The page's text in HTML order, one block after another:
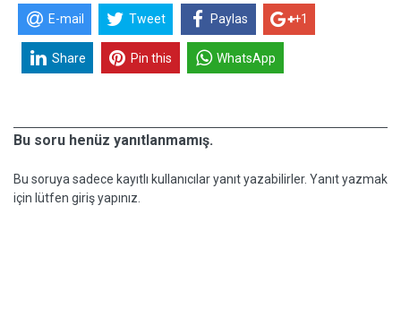
E-mail Tweet Paylas +1
Share Pin this WhatsApp
Bu soru henüz yanıtlanmamış.
Bu soruya sadece kayıtlı kullanıcılar yanıt yazabilirler. Yanıt yazmak
için lütfen giriş yapınız.